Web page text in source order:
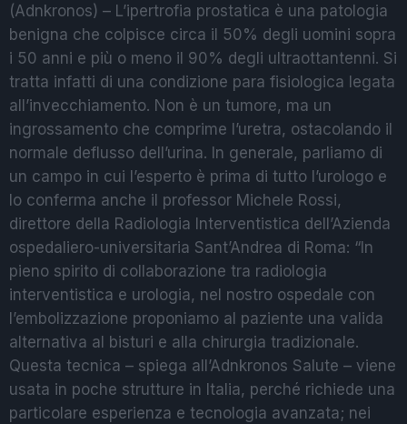
(Adnkronos) – L’ipertrofia prostatica è una patologia
benigna che colpisce circa il 50% degli uomini sopra
i 50 anni e più o meno il 90% degli ultraottantenni. Si
tratta infatti di una condizione para fisiologica legata
all’invecchiamento. Non è un tumore, ma un
ingrossamento che comprime l’uretra, ostacolando il
normale deflusso dell’urina. In generale, parliamo di
un campo in cui l’esperto è prima di tutto l’urologo e
lo conferma anche il professor Michele Rossi,
direttore della Radiologia Interventistica dell’Azienda
ospedaliero-universitaria Sant’Andrea di Roma: “In
pieno spirito di collaborazione tra radiologia
interventistica e urologia, nel nostro ospedale con
l’embolizzazione proponiamo al paziente una valida
alternativa al bisturi e alla chirurgia tradizionale.
Questa tecnica – spiega all’Adnkronos Salute – viene
usata in poche strutture in Italia, perché richiede una
particolare esperienza e tecnologia avanzata; nei